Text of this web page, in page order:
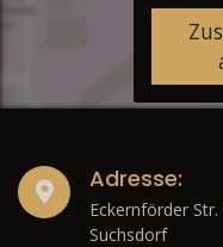
Adresse:
Eckernförder
Suchsdorf